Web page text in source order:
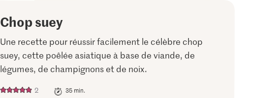
Chop suey
Une recette pour réussir facilement le célèbre chop
suey, cette poêlée asiatique à base de viande, de
légumes, de champignons et de noix.
2 35 min.